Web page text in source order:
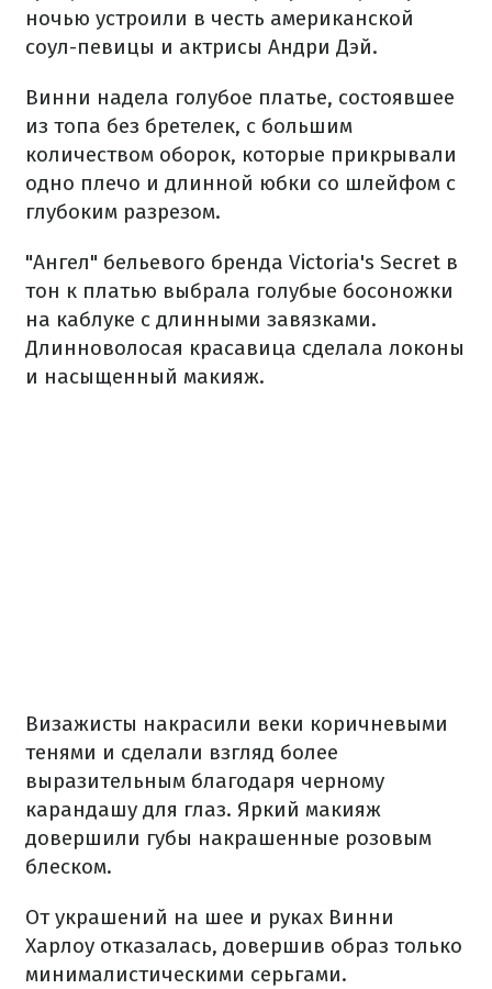
ночью устроили в честь американской
соул-певицы и актрисы Андри Дэй.
Винни надела голубое платье, состоявшее
из топа без бретелек, с большим
количеством оборок, которые прикрывали
одно плечо и длинной юбки со шлейфом с
глубоким разрезом.
"Ангел" бельевого бренда Victoria's Secret в
тон к платью выбрала голубые босоножки
на каблуке с длинными завязками.
Длинноволосая красавица сделала локоны
и насыщенный макияж.
Визажисты накрасили веки коричневыми
тенями и сделали взгляд более
выразительным благодаря черному
карандашу для глаз. Яркий макияж
довершили губы накрашенные розовым
блеском.
От украшений на шее и руках Винни
Харлоу отказалась, довершив образ только
минималистическими серьгами.